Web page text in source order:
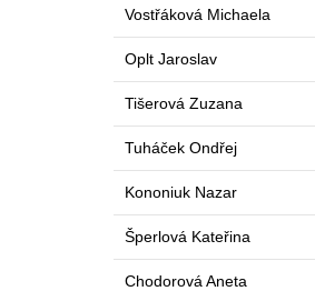
Vostřáková Michaela
Oplt Jaroslav
Tišerová Zuzana
Tuháček Ondřej
Kononiuk Nazar
Šperlová Kateřina
Chodorová Aneta